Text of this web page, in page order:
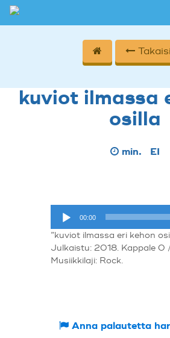
kuviot ilmassa
osilla
min. EI
Äänitoistin
00:00
”kuviot ilmassa eri kehon
Julkaistu: 2018. Kappale 0
Musiikkilaji: Rock.
Anna palautetta